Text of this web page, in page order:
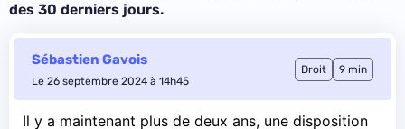
des 30 derniers jours.
Sébastien Gavois
Le 26 septembre 2024 à 14h45
Droit 9 min
Il y a maintenant plus de deux ans, une disposition